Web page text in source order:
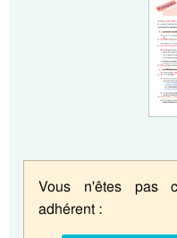
Vous n'êtes pas
adhérent :